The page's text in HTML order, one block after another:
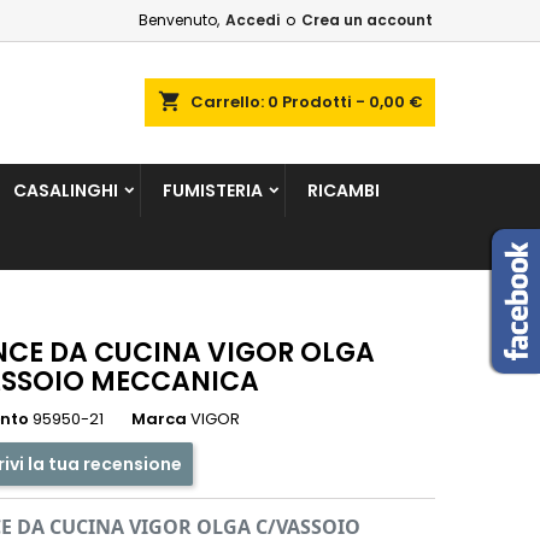
Benvenuto, Accedi o Crea un account
shopping_cart Carrello: 0 Prodotti - 0,00 €
CASALINGHI FUMISTERIA RICAMBI
DA CUCINA VIGOR OLGA
MECCANICA
95950-21 Marca VIGOR
la tua recensione
DA CUCINA VIGOR OLGA C/VASSOIO